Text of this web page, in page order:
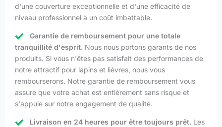
d'une couverture exceptionnelle et d'une efficacité de
niveau professionnel à un coût imbattable.
Garantie de remboursement pour une totale
tranquillité d'esprit. Nous nous portons garants de nos
produits. Si vous n'êtes pas satisfait des performances de
notre attractif pour lapins et lièvres, nous vous
rembourserons. Notre garantie de remboursement vous
assure que votre achat est entièrement sans risque et
s'appuie sur notre engagement de qualité.
Livraison en 24 heures pour être toujours prêt. Les